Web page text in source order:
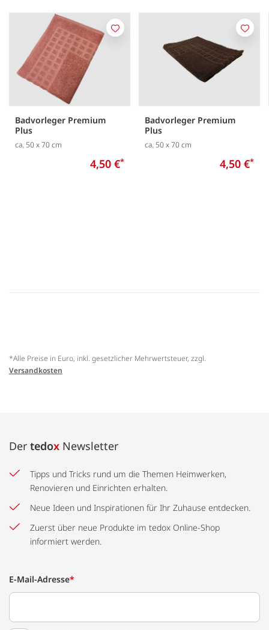
Badvorleger Premium
Plus
ca. 50 x 70 cm
4,50 €*
Merken
Badvorleger Premium
Plus
ca. 50 x 70 cm
4,50 €*
*Alle Preise in Euro, inkl. gesetzlicher Mehrwertsteuer, zzgl.
Versandkosten
Der tedox Newsletter
Tipps und Tricks rund um die Themen Heimwerken,
Renovieren und Einrichten erhalten.
Neue Ideen und Inspirationen für Ihr Zuhause entdecken.
Zuerst über neue Produkte im tedox Online-Shop
informiert werden.
E-Mail-Adresse*